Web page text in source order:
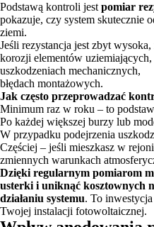
Podstawą kontroli jest pomiar
pokazuje, czy system skutecznie
ziemi.
Jeśli rezystancja jest zbyt
korozji elementów uziemiających,
uszkodzeniach mechanicznych,
błędach montażowych.
Jak często przeprowadzać
Minimum raz w roku – to
Po każdej większej burzy lub
W przypadku podejrzenia
Częściej – jeśli mieszkasz w
zmiennych warunkach
Dzięki regularnym pomiarom
usterki i uniknąć kosztownych
działaniu systemu. To
Twojej instalacji fotowoltaicznej.